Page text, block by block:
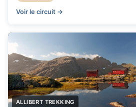
Voir le circuit →
ALLIBERT TREKKING